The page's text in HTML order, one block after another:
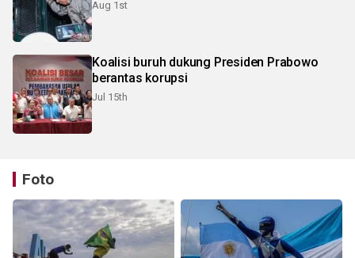
Aug 1st
Koalisi buruh dukung Presiden Prabowo
berantas korupsi
Jul 15th
Foto